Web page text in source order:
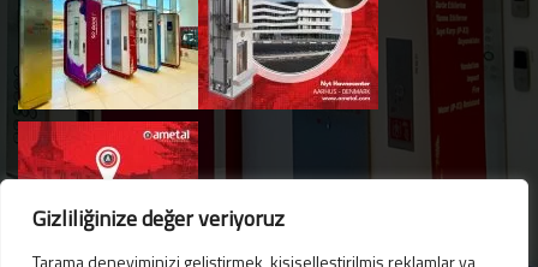
Gizliliğinize değer veriyoruz
Tarama deneyiminizi geliştirmek, kişiselleştirilmiş reklamlar ya